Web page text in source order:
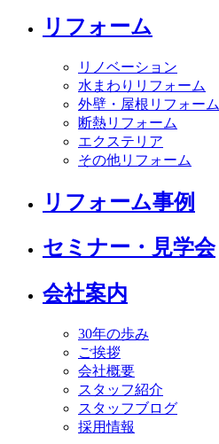
リフォーム
リノベーション
水まわりリフォーム
外壁・屋根リフォーム
断熱リフォーム
エクステリア
その他リフォーム
リフォーム事例
セミナー・見学会
会社案内
30年の歩み
ご挨拶
会社概要
スタッフ紹介
スタッフブログ
採用情報